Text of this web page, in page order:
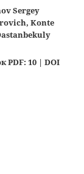
Sergey
Konte
PDF: 10 | DOI